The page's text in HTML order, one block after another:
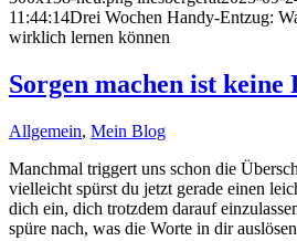
11:44:14Drei Wochen Handy-Entzug:
wirklich lernen können
Sorgen machen ist keine
Allgemein, Mein Blog
Manchmal triggert uns schon die
vielleicht spürst du jetzt gerade einen
dich ein, dich trotzdem darauf
spüre nach, was die Worte in dir